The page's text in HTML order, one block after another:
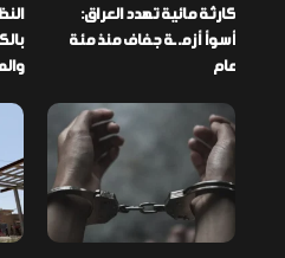
كارثة مائية تهدد العراق:
أسوأ أزمـ ـة جفاف منذ مئة
عام